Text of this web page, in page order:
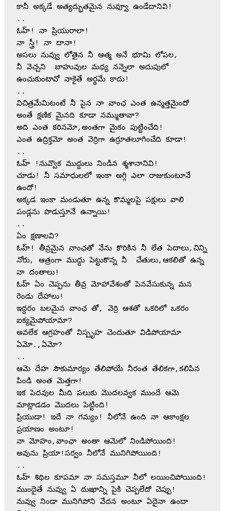
కానీ అక్కడే అత్యద్భుతమైన నువ్వూ ఉండేదానివి!
..
ఓహ్! నా ప్రియురాలా!
నా స్త్రీ! నా దానా!
నీ వెచ్చని  బాహువుల మధ్య నన్నెలా అదుపులో
ఉంచుకుంటావో నాకైతే అర్థమే కాదు!
..
విచిత్రమేమిటంటే నీ పైన నా వాంఛ ఎంత ఉన్మత్తమైందో
అంతే క్షణిక మైనది కూడా నమ్ముతావా?
అది ఎంత కఠినమో,అంతగా మైకం పుట్టించేది!
ఎంత ఉద్రిక్తమో అంత వెర్రిగా ఉర్రూతలూగించేది కూడా!
..
ఓహ్ !నువ్వొక ముద్దులు నిండిన శ్మశానానివి!
చూడు! నీ సమాధులలో ఇంకా అగ్గి ఎలా రాజుకుంటూనే
ఉందో!
అక్కడ ఇంకా మండుతూ ఉన్న కొమ్మలపై పక్షులు వాలి
పండ్లను పొడుస్తూనే ఉన్నాయి!
..
ఏం క్షణాలవి?
ఓహ్! తీవ్రమైన వాంఛతో నేను కొరికిన నీ లేత పెదాలు,చిన్ని
నోరు, ఆత్రంగా ముద్దు పెట్టుకొన్న నీ  చేతులు,ఆకలితో ఉన్న
నా దంతాలు!
ఓహ్ ఏం చెప్పను తీవ్ర మోహావేశంతో పెనవేసుకున్న మన
రెండు దేహాలు!
ఇద్దరం బలమైన వాంఛ తో, వెర్రి ఆశతో ఒకరిలో ఒకరం
ఐక్యమైపోయామా?
అవలేక ఆగ్రహంతో నిస్పృహ చెందుతూ విడిపోయామా
ఏమో.,ఏమో?
..
ఆమె దేహ సౌకుమార్యం తేలిపోయే నీరంత తేలికగా,కలిపిన
పిండి అంత మెత్తగా!
ఇక పెదవుల మీది పలుకు మొదలవ్వక ముందే ఆమె
మాట్లాడడం మొదలు పెట్టింది!
ప్రియుడా! ఇదే నా గమ్యం! నీలోనే ఉంది నా ఆకాంక్షల
ప్రయాణం అంటూ!
నా మోహం,వాంఛా అంతా ఆమెలో నిండిపోయింది!
అవును ప్రియా!సర్వం నీలోనే మునిగిపోయింది!
..
ఓహ్ శిథిల కూపమా నా సమస్తమూ నీలో లయించిపోయింది!
ముందైతే నువ్వు ఏ దుఃఖాన్ని పైకి చెప్పలేదో చెప్పు!
నువ్వు నిండా మునిగిపోని వేదన అంటూ ఏదైనా ఉందా